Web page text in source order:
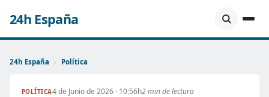
24h España
24h España › Política
POLÍTICA4 de Junio de 2026 · 10:56h2 min de lectura